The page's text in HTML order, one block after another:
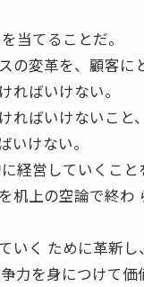
当てることだ。
の変革を、顧客に
ればいけない。
ればいけないこと
いけない。
経営していくこ
机上の空論で終わ
いく ために革新
力を身につけて価